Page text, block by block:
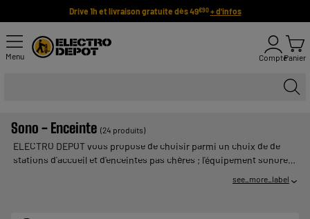
Drive 1h et livraison gratuite dès 49€90 + d'infos
Menu ComptePanier
Sono - Enceinte (24 produits)
ELECTRO DEPOT vous propose de choisir parmi un choix de de
stations d'accueil et d'enceintes pas chères ; l'équipement sonore le
plus adapté à votre iPod ou votre baladeur. Vous pourrez vous
munir d'enceintes de type portables pour les emporter partout avec
see_more_label